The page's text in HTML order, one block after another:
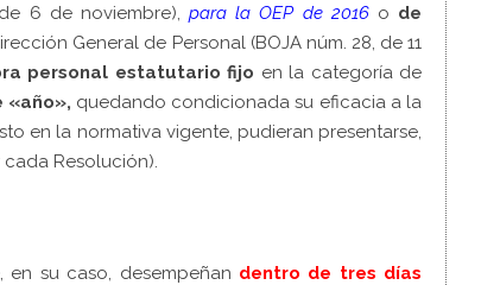
6 de noviembre), para la OEP de 2016 o de
General de Personal (BOJA núm. 28, de 11
personal estatutario fijo en la categoría de
«año», quedando condicionada su eficacia a la
en la normativa vigente, pudieran presentarse,
Resolución).
en su caso, desempeñan dentro de tres días